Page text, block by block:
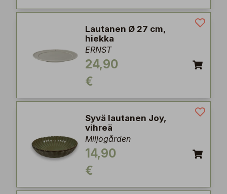
Lautanen Ø 27 cm,
hiekka
ERNST
24,90
€
Syvä lautanen Joy,
vihreä
Miljögården
14,90
€